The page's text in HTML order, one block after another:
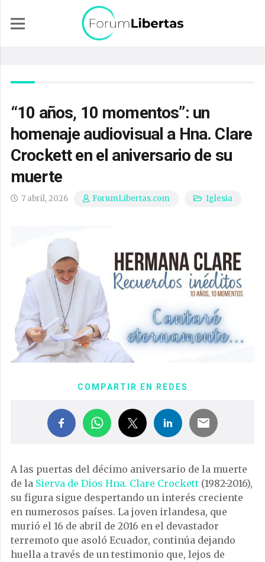
“10 años, 10 momentos”: un
homenaje audiovisual a Hna. Clare
Crockett en el aniversario de su
muerte
7 abril, 2026 ForumLibertas.com Iglesia
COMPARTIR EN REDES
A las puertas del décimo aniversario de la muerte
de la Sierva de Dios Hna. Clare Crockett (1982-2016),
su figura sigue despertando un interés creciente
en numerosos países. La joven irlandesa, que
murió el 16 de abril de 2016 en el devastador
terremoto que asoló Ecuador, continúa dejando
huella a través de un testimonio que, lejos de